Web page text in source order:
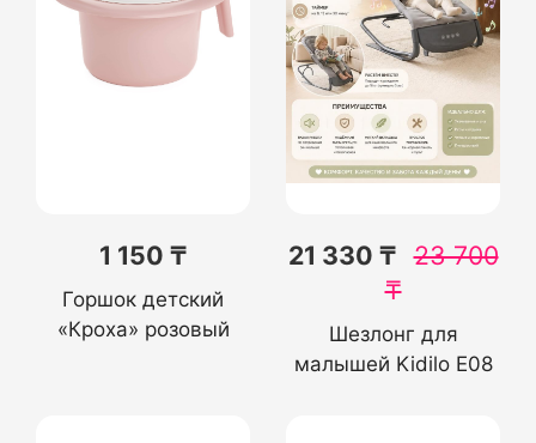
1 150 ₸
Горшок детский
«Кроха» розовый
21 330 ₸ 23 700
₸
Шезлонг для
малышей Kidilo Е08